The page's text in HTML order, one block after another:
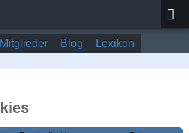
Mitglieder Blog Lexikon